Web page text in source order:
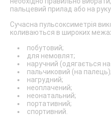
пальцевий прилад або на руку
Сучасна пульсоксиметрія
коливаються в широких
побутовий;
для немовлят;
наручний (одягається на
пальчиковий (на палець);
нагрудний;
неоплачений;
неонатальний;
портативний;
спортивний.